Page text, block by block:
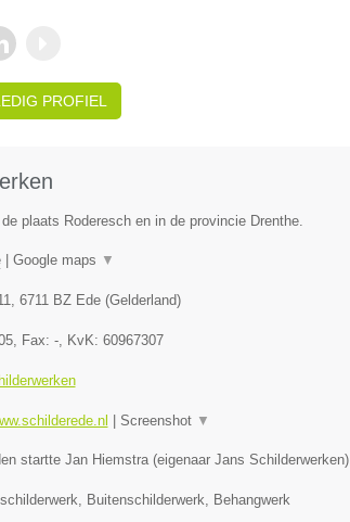
PROFIEL
plaats Roderesch en in de provincie Drenthe.
| Google maps ▼
, 6711 BZ Ede(Gelderland)
, Fax: -, KvK: 60967307
Screenshot ▼
startte Jan Hiemstra (eigenaar Jans Schilderwerken)
Buitenschilderwerk, Behangwerk